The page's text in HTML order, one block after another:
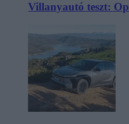
Villanyautó teszt: